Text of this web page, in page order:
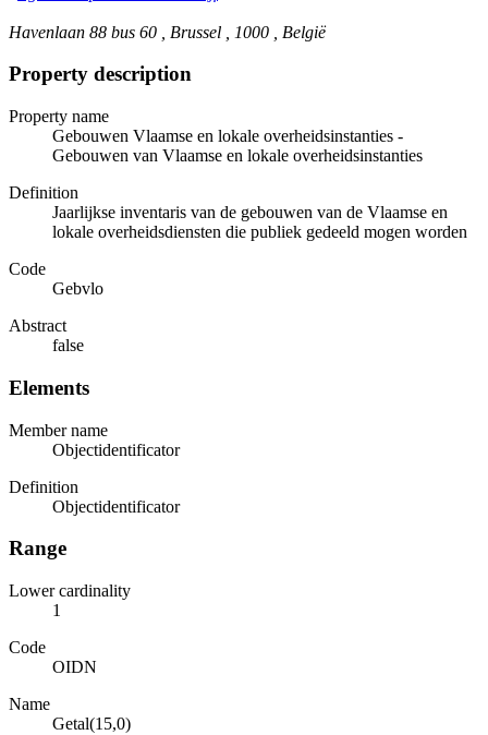
Havenlaan 88 bus 60 , Brussel , 1000 , België
Property description
Property name
Gebouwen Vlaamse en lokale overheidsinstanties -
Gebouwen van Vlaamse en lokale overheidsinstanties
Definition
Jaarlijkse inventaris van de gebouwen van de Vlaamse en
lokale overheidsdiensten die publiek gedeeld mogen worden
Code
Gebvlo
Abstract
false
Elements
Member name
Objectidentificator
Definition
Objectidentificator
Range
Lower cardinality
1
Code
OIDN
Name
Getal(15,0)